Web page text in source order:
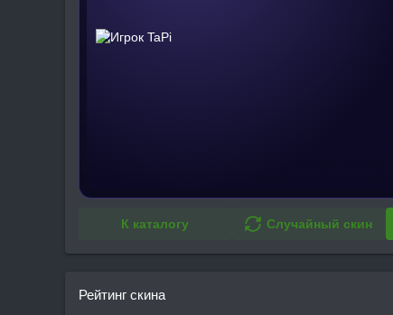
К каталогу Случайный скин
Рейтинг скина